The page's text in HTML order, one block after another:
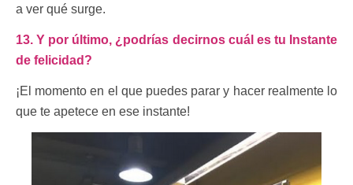
a ver qué surge.
13. Y por último, ¿podrías decirnos cuál es tu Instante
de felicidad?
¡El momento en el que puedes parar y hacer realmente lo
que te apetece en ese instante!